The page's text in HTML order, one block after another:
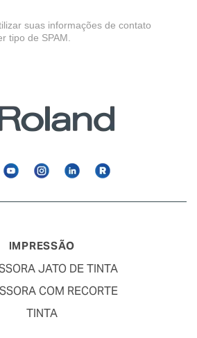
suas informações de contato
tipo de SPAM.
YouTubeInstagramLinkedinRoland
IMPRESSÃO
JATO DE TINTA
COM RECORTE
TINTA